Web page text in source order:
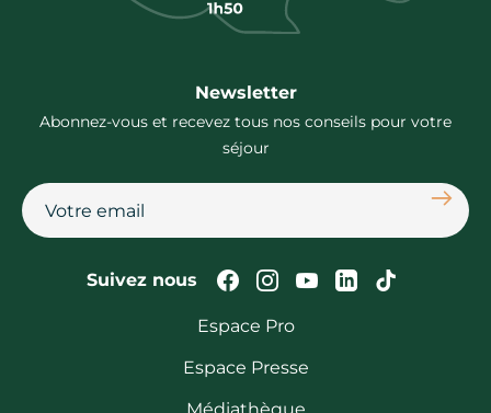
Newsletter
Abonnez-vous et recevez tous nos conseils pour votre
séjour
Suivez nous Suivez-nous sur
Suivez-nous sur
Suivez-nous
Suivez-Suivez-
Espace Pro
Espace Presse
Médiathèque